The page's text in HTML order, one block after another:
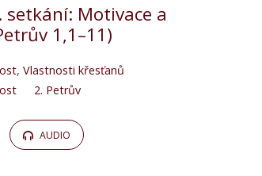
Motivace a
1,1–11)
,Vlastnosti křesťanů
2. Petrův
AUDIO